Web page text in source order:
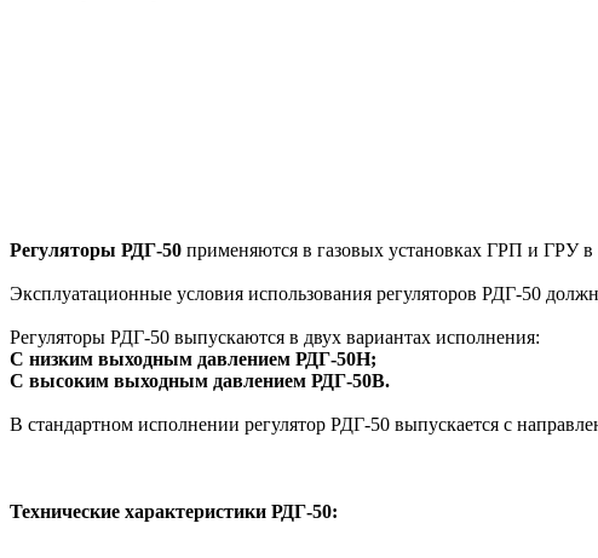
Регуляторы РДГ-50 применяются в газовых установках ГРП и ГРУ
Эксплуатационные условия использования регуляторов РДГ-50
Регуляторы РДГ-50 выпускаются в двух вариантах исполнения:
С низким выходным давлением РДГ-50Н;
С высоким выходным давлением РДГ-50В.
В стандартном исполнении регулятор РДГ-50 выпускается с
Технические характеристики РДГ-50: